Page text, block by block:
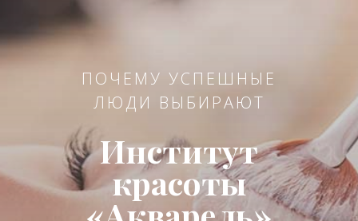
ПОЧЕМУ УСПЕШНЫЕ
ЛЮДИ ВЫБИРАЮТ
Институт
красоты